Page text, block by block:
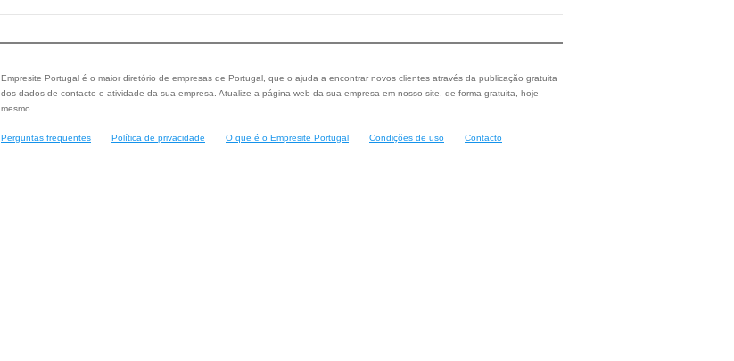
Empresite Portugal é o maior diretório de empresas de Portugal, que o ajuda a encontrar novos clientes através da publicação gratuita
dos dados de contacto e atividade da sua empresa. Atualize a página web da sua empresa em nosso site, de forma gratuita, hoje
mesmo.
Perguntas frequentes Política de privacidade O que é o Empresite Portugal Condições de uso Contacto